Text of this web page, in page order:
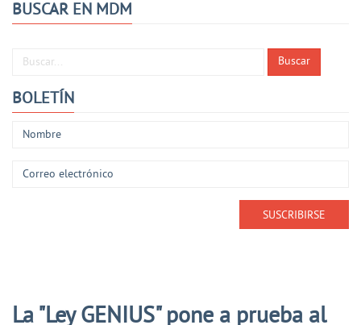
BUSCAR EN MDM
Buscar... Buscar
BOLETÍN
La "Ley GENIUS" pone a prueba al